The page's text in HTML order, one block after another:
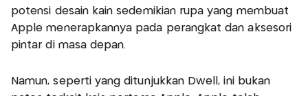
potensi desain kain sedemikian rupa yang membuat
Apple menerapkannya pada perangkat dan aksesori
pintar di masa depan.
Namun, seperti yang ditunjukkan Dwell, ini bukan